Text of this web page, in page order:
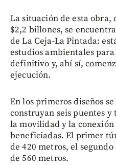
La situación de esta obra,
$2,2 billones, se
de La Ceja-La Pintada:
estudios ambientales
definitivo y, ahí sí,
ejecución.
En los primeros diseños
construyan seis puentes
la movilidad y la conexión
beneficiadas. El primer
de 420 metros, el
de 560 metros.